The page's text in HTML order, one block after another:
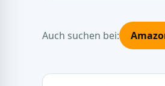
Auch suchen bei: